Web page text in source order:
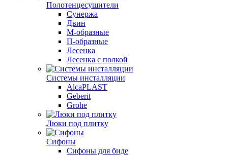
Полотенцесушители
Сунержа
Двин
М-образные
П-образные
Лесенка
Лесенка с полкой
Системы инсталляции
AlcaPLAST
Geberit
Grohe
Люки под плитку
Сифоны
Сифoны для биде